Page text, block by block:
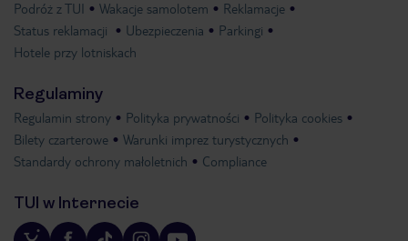
Podróż z TUI Wakacje samolotem
Reklamacje
Status reklamacji
Ubezpieczenia
Parkingi
Hotele przy lotniskach
Regulaminy
Regulamin strony Polityka prywatności
Polityka cookies
Bilety czarterowe
Warunki imprez turystycznych
Standardy ochrony małoletnich
Compliance
TUI w Internecie